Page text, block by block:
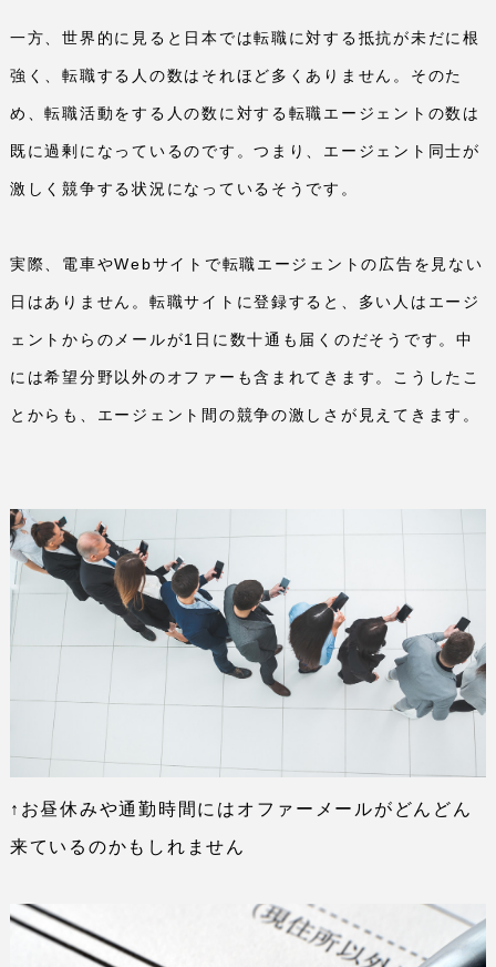
一方、世界的に見ると日本では転職に対する抵抗が未だに根
強く、転職する人の数はそれほど多くありません。そのた
め、転職活動をする人の数に対する転職エージェントの数は
既に過剰になっているのです。つまり、エージェント同士が
激しく競争する状況になっているそうです。
実際、電車やWebサイトで転職エージェントの広告を見ない
日はありません。転職サイトに登録すると、多い人はエージ
ェントからのメールが1 日に数十通も届くのだそうです。中
には希望分野以外のオファーも含まれてきます。こうしたこ
とからも、エージェント間の競争の激しさが見えてきます。
↑お昼休みや通勤時間にはオファーメールがどんどん
来ているのかもしれません